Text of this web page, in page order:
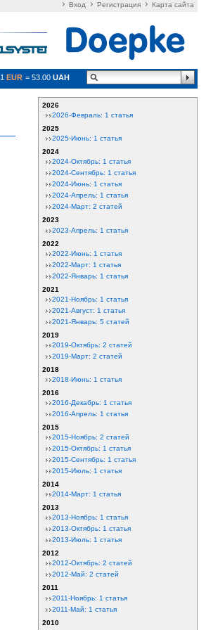
Вход Регистрация Карта сайта
1 EUR = 53.00 UAH
2026
2026-Февраль: 1 статья
2025
2025-Июнь: 1 статья
2024
2024-Октябрь: 1 статья
2024-Сентябрь: 1 статья
2024-Июнь: 1 статья
2024-Апрель: 1 статья
2024-Март: 2 статей
2023
2023-Апрель: 1 статья
2022
2022-Июнь: 1 статья
2022-Март: 1 статья
2022-Январь: 1 статья
2021
2021-Ноябрь: 1 статья
2021-Август: 1 статья
2021-Январь: 5 статей
2019
2019-Октябрь: 2 статей
2019-Март: 2 статей
2018
2018-Июнь: 1 статья
2016
2016-Декабрь: 1 статья
2016-Апрель: 1 статья
2015
2015-Ноябрь: 2 статей
2015-Октябрь: 1 статья
2015-Сентябрь: 1 статья
2015-Июль: 1 статья
2014
2014-Март: 1 статья
2013
2013-Ноябрь: 1 статья
2013-Октябрь: 1 статья
2013-Июль: 1 статья
2012
2012-Октябрь: 2 статей
2012-Май: 2 статей
2011
2011-Ноябрь: 1 статья
2011-Май: 1 статья
2010